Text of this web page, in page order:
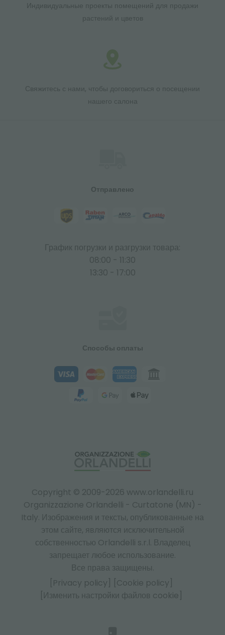
Индивидуальные проекты помещений для продажи
растений и цветов
Свяжитесь с нами, чтобы договориться о посещении
нашего салона
Copyright © 2009-2026 www.orlandelli.ru
Organizzazione Orlandelli - Curtatone (MN) -
Italy. Изображения и тексты, опубликованные на
этом сайте, являются исключительной
собственностью Orlandelli s.r.l. Владелец
запрещает любое использование.
Все права защищены.
[Privacy policy]
[Cookie policy]
[Изменить настройки файлов cookie]
Отправлено
График погрузки и разгрузки товара:
08:00 - 11:30
13:30 - 17:00
Способы оплаты